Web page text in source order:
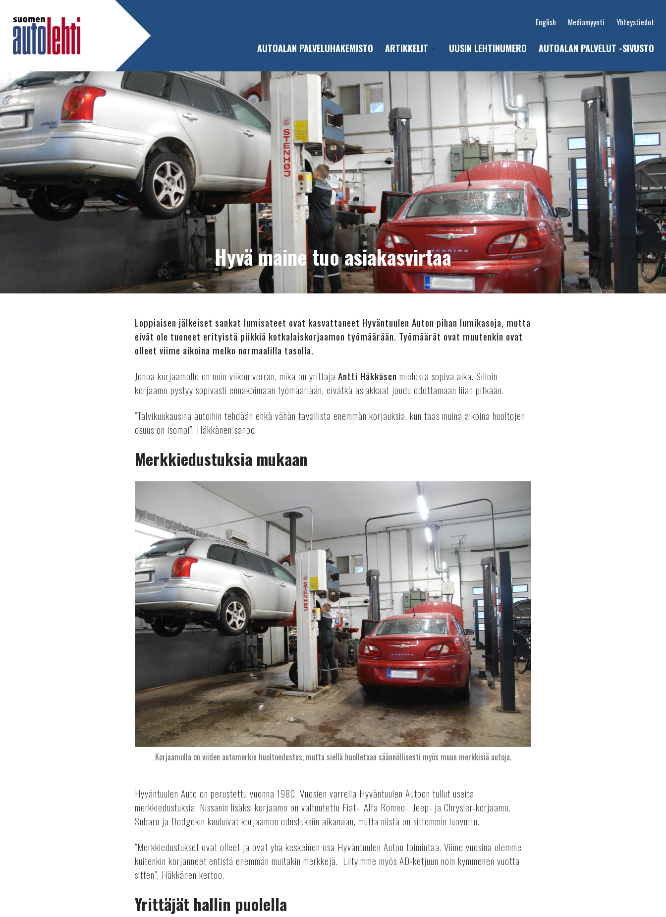
English Mediamyynti Yhteystiedot
AUTOALAN PALVELUHAKEMISTO ARTIKKELIT
sub-
menu
UUSIN LEHTINUMERO AUTOALAN PALVELUT -SIVUSTO
Hyvä maine tuo asiakasvirtaa
Loppiaisen jälkeiset sankat lumisateet ovat kasvattaneet Hyväntuulen Auton pihan lumikasoja, mutta
eivät ole tuoneet erityistä piikkiä kotkalaiskorjaamon työmäärään. Työmäärät ovat muutenkin ovat
olleet viime aikoina melko normaalilla tasolla.
Jonoa korjaamolle on noin viikon verran, mikä on yrittäjä Antti Häkkäsen mielestä sopiva aika. Silloin
korjaamo pystyy sopivasti ennakoimaan työmääriään, eivätkä asiakkaat joudu odottamaan liian pitkään.
”Talvikuukausina autoihin tehdään ehkä vähän tavallista enemmän korjauksia, kun taas muina aikoina huoltojen
osuus on isompi”, Häkkänen sanoo.
Merkkiedustuksia mukaan
Korjaamolla on viiden automerkin huoltoedustus, mutta siellä huolletaan säännöllisesti myös muun merkkisiä autoja.
Hyväntuulen Auto on perustettu vuonna 1980. Vuosien varrella Hyväntuulen Autoon tullut useita
merkkiedustuksia. Nissanin lisäksi korjaamo on valtuutettu Fiat-, Alfa Romeo-, Jeep- ja Chrysler-korjaamo.
Subaru ja Dodgekin kuuluivat korjaamon edustuksiin aikanaan, mutta niistä on sittemmin luovuttu.
”Merkkiedustukset ovat olleet ja ovat yhä keskeinen osa Hyväntuulen Auton toimintaa. Viime vuosina olemme
kuitenkin korjanneet entistä enemmän muitakin merkkejä. Liityimme myös AD-ketjuun noin kymmenen vuotta
sitten”, Häkkänen kertoo.
Yrittäjät hallin puolella